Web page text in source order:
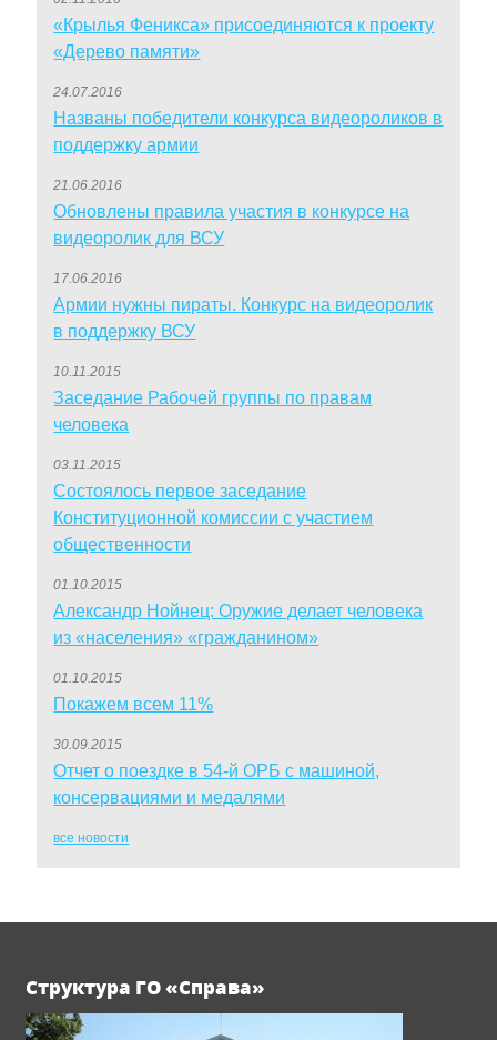
«Крылья Феникса» присоединяются к проекту
«Дерево памяти»
24.07.2016
Названы победители конкурса видеороликов в
поддержку армии
21.06.2016
Обновлены правила участия в конкурсе на
видеоролик для ВСУ
17.06.2016
Армии нужны пираты. Конкурс на видеоролик
в поддержку ВСУ
10.11.2015
Заседание Рабочей группы по правам
человека
03.11.2015
Состоялось первое заседание
Конституционной комиссии с участием
общественности
01.10.2015
Александр Нойнец: Оружие делает человека
из «населения» «гражданином»
01.10.2015
Покажем всем 11%
30.09.2015
Отчет о поездке в 54-й ОРБ с машиной,
консервациями и медалями
все новости
Структура ГО «Справа»